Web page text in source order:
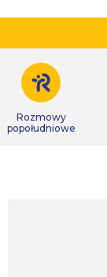
Rozmowy
popołudniowe